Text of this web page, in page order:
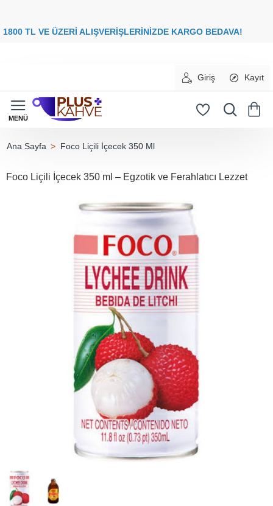
00 TL VE ÜZERİ ALIŞVERİŞLERİNİZDE KARGO
Giriş Kayıt
Foco Liçili İçecek 350 Ml
Foco Liçili İçecek 350 ml – Egzotik ve Ferahlatıcı Lezzet
GÖNDERİ